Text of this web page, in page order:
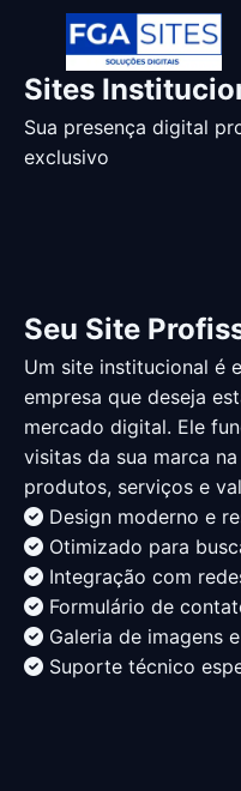
Sites
Sua presença digital
exclusivo
Seu Site
Um site institucional é
empresa que deseja
mercado digital. Ele
visitas da sua marca
produtos, serviços e
Design moderno e
Otimizado para
Integração com
Formulário de
Galeria de imagens
Suporte técnico